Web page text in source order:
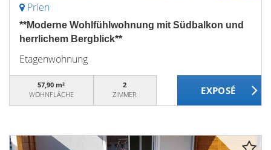
Prien
**Moderne Wohlfühlwohnung mit Südbalkon und
herrlichem Bergblick**
Etagenwohnung
57,90 m²
WOHNFLÄCHE
2
ZIMMER